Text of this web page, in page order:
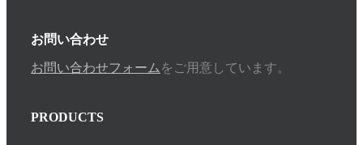
お問い合わせ
お問い合わせフォーム をご用意しています。
PRODUCTS